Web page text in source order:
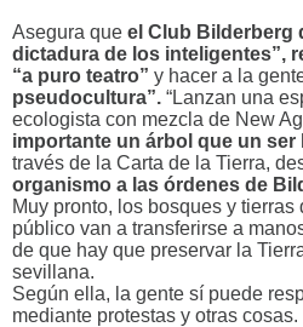
Asegura que el Club Bilderberg
dictadura de los inteligentes”,
“a puro teatro” y hacer a la
pseudocultura”. “Lanzan una
ecologista con mezcla de New
importante un árbol que un ser
través de la Carta de la Tierra,
organismo a las órdenes de
Muy pronto, los bosques y
público van a transferirse a
de que hay que preservar la
sevillana.
Según ella, la gente sí puede
mediante protestas y otras cosas.